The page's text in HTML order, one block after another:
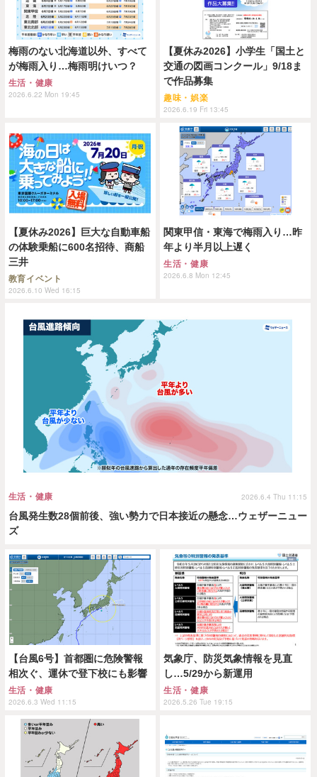
梅雨のない北海道以外、すべて
が梅雨入り…梅雨明けいつ？
生活・健康
2026.6.22 Mon 19:45
【夏休み2026】小学生「国土と
交通の図画コンクール」9/18ま
で作品募集
趣味・娯楽
2026.6.19 Fri 13:45
【夏休み2026】巨大な自動車船
の体験乗船に600名招待、商船
三井
教育イベント
2026.6.10 Wed 16:15
関東甲信・東海で梅雨入り…昨
年より半月以上遅く
生活・健康
2026.6.8 Mon 12:45
台風発生数28個前後、強い勢力で日本接近の懸念…ウェザーニュー
ズ
生活・健康 2026.6.4 Thu 11:15
【台風6号】首都圏に危険警報
相次ぐ、運休で登下校にも影響
生活・健康
2026.6.3 Wed 11:15
気象庁、防災気象情報を見直
し…5/29から新運用
生活・健康
2026.5.26 Tue 19:15